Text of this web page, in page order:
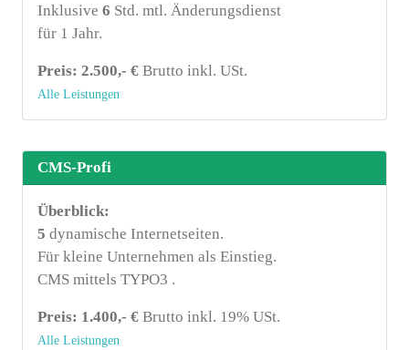
Inklusive 6 Std. mtl. Änderungsdienst
für 1 Jahr.
Preis: 2.500,- € Brutto inkl. USt.
Alle Leistungen
CMS-Profi
Überblick:
5 dynamische Internetseiten.
Für kleine Unternehmen als Einstieg.
CMS mittels TYPO3 .
Preis: 1.400,- € Brutto inkl. 19% USt.
Alle Leistungen